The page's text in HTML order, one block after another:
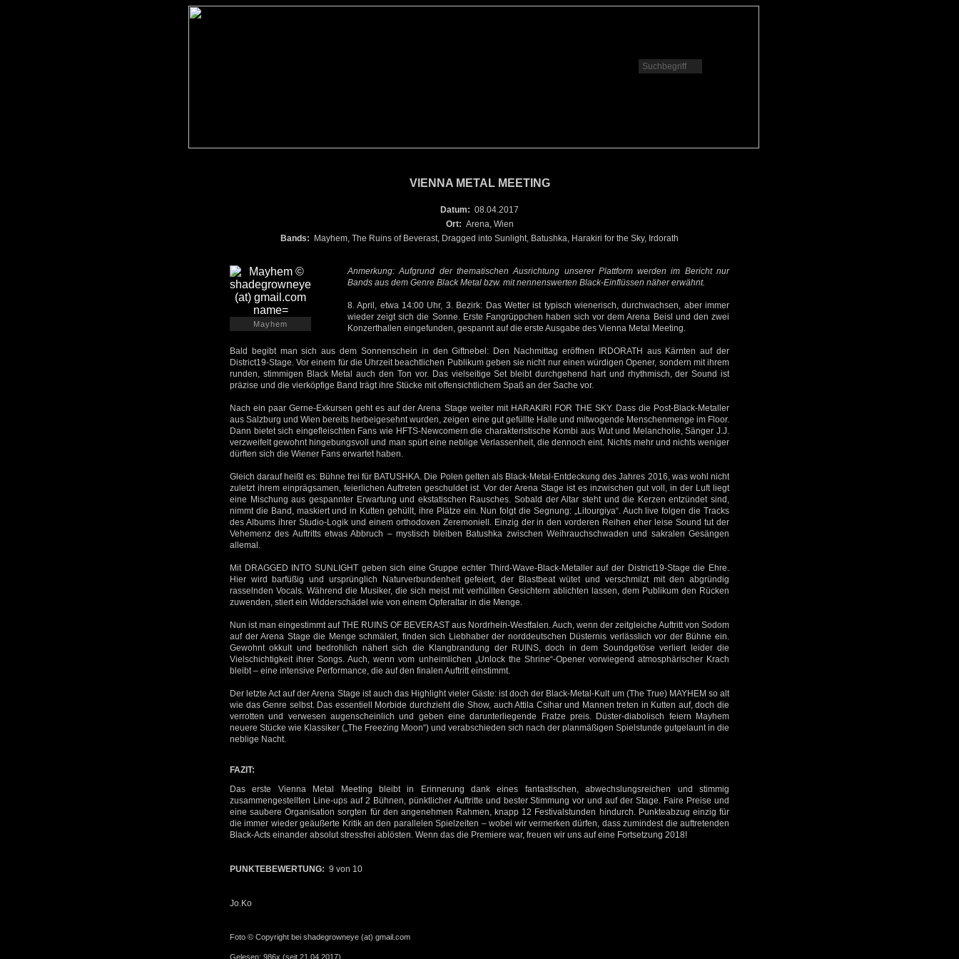
VIENNA METAL MEETING
Datum: 08.04.2017
Ort: Arena, Wien
Bands:
Mayhem, The Ruins of Beverast, Dragged into Sunlight, Batushka, Harakiri for the Sky, Irdorath
Mayhem
Anmerkung: Aufgrund der thematischen Ausrichtung unserer Plattform werden im Bericht nur
Bands aus dem Genre Black Metal bzw. mit nennenswerten Black-Einflüssen näher erwähnt.
8. April, etwa 14:00 Uhr, 3. Bezirk: Das Wetter ist typisch wienerisch, durchwachsen, aber immer
wieder zeigt sich die Sonne. Erste Fangrüppchen haben sich vor dem Arena Beisl und den zwei
Konzerthallen eingefunden, gespannt auf die erste Ausgabe des Vienna Metal Meeting.
Bald begibt man sich aus dem Sonnenschein in den Giftnebel: Den Nachmittag eröffnen IRDORATH aus Kärnten auf der
District19-Stage. Vor einem für die Uhrzeit beachtlichen Publikum geben sie nicht nur einen würdigen Opener, sondern mit ihrem
runden, stimmigen Black Metal auch den Ton vor. Das vielseitige Set bleibt durchgehend hart und rhythmisch, der Sound ist
präzise und die vierköpfige Band trägt ihre Stücke mit offensichtlichem Spaß an der Sache vor.
Nach ein paar Gerne-Exkursen geht es auf der Arena Stage weiter mit HARAKIRI FOR THE SKY. Dass die Post-Black-Metaller
aus Salzburg und Wien bereits herbeigesehnt wurden, zeigen eine gut gefüllte Halle und mitwogende Menschenmenge im Floor.
Dann bietet sich eingefleischten Fans wie HFTS-Newcomern die charakteristische Kombi aus Wut und Melancholie, Sänger J.J.
verzweifelt gewohnt hingebungsvoll und man spürt eine neblige Verlassenheit, die dennoch eint. Nichts mehr und nichts weniger
dürften sich die Wiener Fans erwartet haben.
Gleich darauf heißt es: Bühne frei für BATUSHKA. Die Polen gelten als Black-Metal-Entdeckung des Jahres 2016, was wohl nicht
zuletzt ihrem einprägsamen, feierlichen Auftreten geschuldet ist. Vor der Arena Stage ist es inzwischen gut voll, in der Luft liegt
eine Mischung aus gespannter Erwartung und ekstatischen Rausches. Sobald der Altar steht und die Kerzen entzündet sind,
nimmt die Band, maskiert und in Kutten gehüllt, ihre Plätze ein. Nun folgt die Segnung: „Litourgiya“. Auch live folgen die Tracks
des Albums ihrer Studio-Logik und einem orthodoxen Zeremoniell. Einzig der in den vorderen Reihen eher leise Sound tut der
Vehemenz des Auftritts etwas Abbruch – mystisch bleiben Batushka zwischen Weihrauchschwaden und sakralen Gesängen
allemal.
Mit DRAGGED INTO SUNLIGHT geben sich eine Gruppe echter Third-Wave-Black-Metaller auf der District19-Stage die Ehre.
Hier wird barfüßig und ursprünglich Naturverbundenheit gefeiert, der Blastbeat wütet und verschmilzt mit den abgründig
rasselnden Vocals. Während die Musiker, die sich meist mit verhüllten Gesichtern ablichten lassen, dem Publikum den Rücken
zuwenden, stiert ein Widderschädel wie von einem Opferaltar in die Menge.
Nun ist man eingestimmt auf THE RUINS OF BEVERAST aus Nordrhein-Westfalen. Auch, wenn der zeitgleiche Auftritt von Sodom
auf der Arena Stage die Menge schmälert, finden sich Liebhaber der norddeutschen Düsternis verlässlich vor der Bühne ein.
Gewohnt okkult und bedrohlich nähert sich die Klangbrandung der RUINS, doch in dem Soundgetöse verliert leider die
Vielschichtigkeit ihrer Songs. Auch, wenn vom unheimlichen „Unlock the Shrine“-Opener vorwiegend atmosphärischer Krach
bleibt – eine intensive Performance, die auf den finalen Auftritt einstimmt.
Der letzte Act auf der Arena Stage ist auch das Highlight vieler Gäste: ist doch der Black-Metal-Kult um (The True) MAYHEM so alt
wie das Genre selbst. Das essentiell Morbide durchzieht die Show, auch Attila Csihar und Mannen treten in Kutten auf, doch die
verrotten und verwesen augenscheinlich und geben eine darunterliegende Fratze preis. Düster-diabolisch feiern Mayhem
neuere Stücke wie Klassiker („The Freezing Moon“) und verabschieden sich nach der planmäßigen Spielstunde gutgelaunt in die
neblige Nacht.
FAZIT:
Das erste Vienna Metal Meeting bleibt in Erinnerung dank eines fantastischen, abwechslungsreichen und stimmig
zusammengestellten Line-ups auf 2 Bühnen, pünktlicher Auftritte und bester Stimmung vor und auf der Stage. Faire Preise und
eine saubere Organisation sorgten für den angenehmen Rahmen, knapp 12 Festivalstunden hindurch. Punkteabzug einzig für
die immer wieder geäußerte Kritik an den parallelen Spielzeiten – wobei wir vermerken dürfen, dass zumindest die auftretenden
Black-Acts einander absolut stressfrei ablösten. Wenn das die Premiere war, freuen wir uns auf eine Fortsetzung 2018!
PUNKTEBEWERTUNG: 9 von 10
Jo.Ko
Foto © Copyright bei shadegrowneye (at) gmail.com
Gelesen: 986x (seit 21.04.2017)